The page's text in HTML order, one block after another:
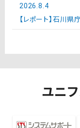
2026.8.4
【レポート】石川県
ユニ